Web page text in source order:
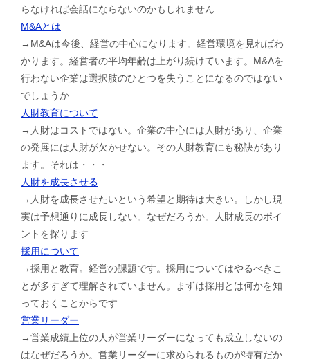
らなければ会話にならないのかもしれません
M&Aとは
→M&Aは今後、経営の中心になります。経営環境を見ればわ
かります。経営者の平均年齢は上がり続けています。M&Aを
行わない企業は選択肢のひとつを失うことになるのではない
でしょうか
人財教育について
→人財はコストではない。企業の中心には人財があり、企業
の発展には人財が欠かせない。その人財教育にも秘訣があり
ます。それは・・・
人財を成長させる
→人財を成長させたいという希望と期待は大きい。しかし現
実は予想通りに成長しない。なぜだろうか。人財成長のポイ
ントを探ります
採用について
→採用と教育。経営の課題です。採用についてはやるべきこ
とが多すぎて理解されていません。まずは採用とは何かを知
っておくことからです
営業リーダー
→営業成績上位の人が営業リーダーになっても成立しないの
はなぜだろうか。営業リーダーに求められるものが特有だか